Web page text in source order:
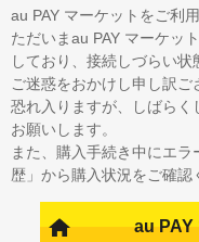
au PAY マーケットをご利
ただいまau PAY マーケッ
しており、接続しづらい状
ご迷惑をおかけし申し訳ご
恐れ入りますが、しばらく
お願いします。
また、購入手続き中にエ
歴」から購入状況をご確認
au PAY